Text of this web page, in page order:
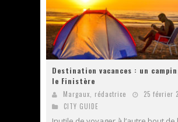
Destination vacances : un
le Finistère
Margaux, rédactrice
25 février
CITY GUIDE